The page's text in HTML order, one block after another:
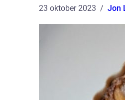
23 oktober 2023 Jon